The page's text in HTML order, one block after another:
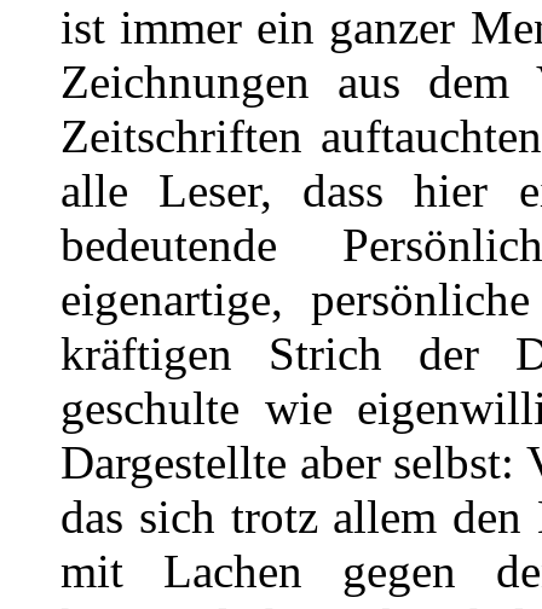
ist immer ein ganzer
Zeichnungen aus
Zeitschriften
alle Leser, dass hier
bedeutende
eigenartige,
kräftigen Strich der
geschulte wie
Dargestellte aber selbst:
das sich trotz allem
mit Lachen gegen